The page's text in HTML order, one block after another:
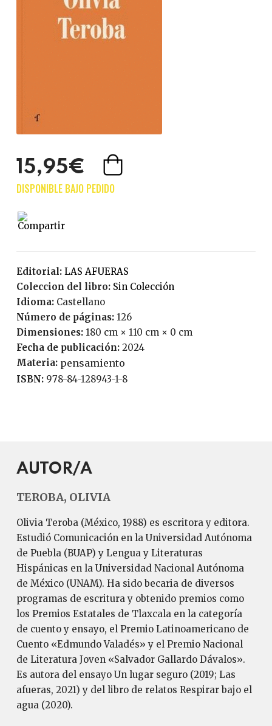
15,95€
Editorial:
LAS AFUERAS
Coleccion del libro:
Sin Colección
Idioma:
Castellano
Número de páginas: 126
Dimensiones: 180 cm × 110 cm × 0 cm
Fecha de publicación:
2024
Materia: pensamiento
ISBN: 978-84-128943-1-8
AUTOR/A
TEROBA, OLIVIA
Olivia Teroba (México, 1988) es escritora y editora.
Estudió Comunicación en la Universidad Autónoma
de Puebla (BUAP) y Lengua y Literaturas
Hispánicas en la Universidad Nacional Autónoma
de México (UNAM). Ha sido becaria de diversos
programas de escritura y obtenido premios como
los Premios Estatales de Tlaxcala en la categoría
de cuento y ensayo, el Premio Latinoamericano de
Cuento «Edmundo Valadés» y el Premio Nacional
de Literatura Joven «Salvador Gallardo Dávalos».
Es autora del ensayo Un lugar seguro (2019; Las
afueras, 2021) y del libro de relatos Respirar bajo el
agua (2020).